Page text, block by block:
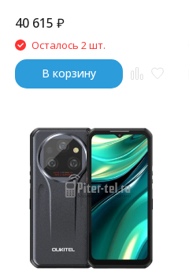
40 615 ₽
Осталось 2 шт.
В корзину